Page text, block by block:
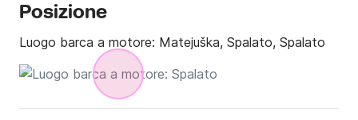
Posizione
Luogo barca a motore: Matejuška, Spalato, Spalato